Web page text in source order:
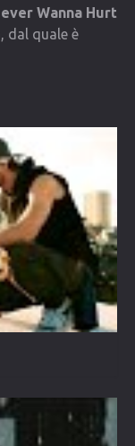
Wanna Hurt
dal quale è